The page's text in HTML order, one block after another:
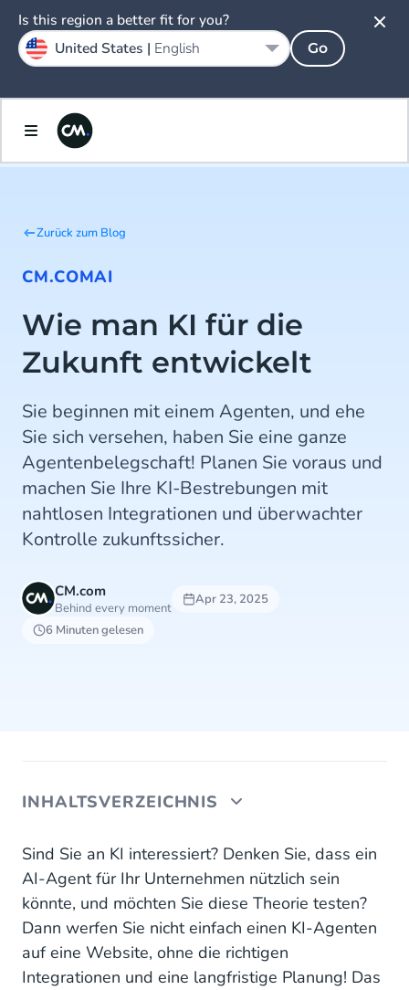
Zurück zum Blog
CM.COMAI
Wie man KI für die
Zukunft entwickelt
Sie beginnen mit einem Agenten, und ehe
Sie sich versehen, haben Sie eine ganze
Agentenbelegschaft! Planen Sie voraus und
machen Sie Ihre KI-Bestrebungen mit
nahtlosen Integrationen und überwachter
Kontrolle zukunftssicher.
CM.com
Behind every moment
Apr 23, 2025
6 Minuten gelesen
INHALTSVERZEICHNIS
Denken Sie über einen einzigen KI- Agenten
hinaus
Zukunftssicherheit für Ihre AI-Agents
Vom Einzelagenten zur KI-Belegschaft mit CM.com
Sind Sie an KI interessiert? Denken Sie, dass ein
AI-Agent für Ihr Unternehmen nützlich sein
könnte, und möchten Sie diese Theorie testen?
Dann werfen Sie nicht einfach einen KI-Agenten
auf eine Website, ohne die richtigen
Integrationen und eine langfristige Planung! Das
Is this region a better fit for you?
United States | English Go